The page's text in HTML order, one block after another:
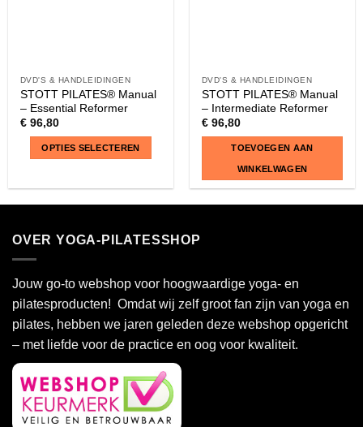
DVD'S & HANDLEIDINGEN
STOTT PILATES® Manual
– Essential Reformer
€96,80
OPTIES SELECTEREN
meerdere
variaties.
Deze
optie
gekozen
worden
op
de
productpagina
DVD'S & HANDLEIDINGEN
STOTT PILATES® Manual
– Intermediate Reformer
€96,80
TOEVOEGEN AAN
WINKELWAGEN
OVER YOGA-PILATESSHOP
Jouw go-to webshop voor hoogwaardige yoga- en
pilatesproducten! Omdat wij zelf groot fan zijn van yoga en
pilates, hebben we jaren geleden deze webshop opgericht
– met liefde voor de practice en oog voor kwaliteit.